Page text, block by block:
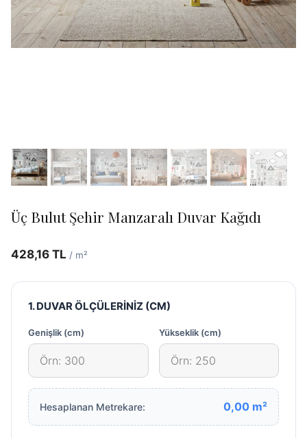
Üç Bulut Şehir Manzaralı Duvar Kağıdı
428,16 TL / m²
1. DUVAR ÖLÇÜLERİNİZ (CM)
Genişlik (cm) Yükseklik (cm)
Hesaplanan Metrekare: 0,00 m²